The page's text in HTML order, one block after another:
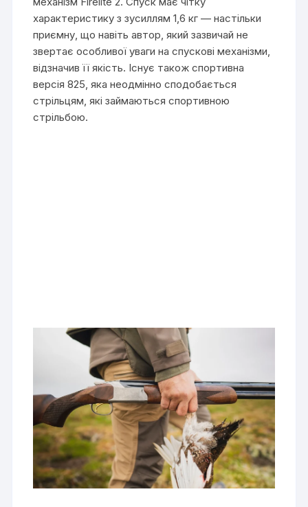
характеристику з зусиллям 1,6 кг — настільки
приємну, що навіть автор, який зазвичай не
звертає особливої уваги на спускові механізми,
відзначив її якість. Існує також спортивна
версія 825, яка неодмінно сподобається
стрільцям, які займаються спортивною
стрільбою.